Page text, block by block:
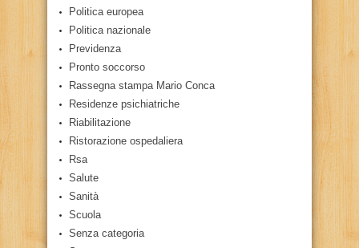
Politica europea
Politica nazionale
Previdenza
Pronto soccorso
Rassegna stampa Mario Conca
Residenze psichiatriche
Riabilitazione
Ristorazione ospedaliera
Rsa
Salute
Sanità
Scuola
Senza categoria